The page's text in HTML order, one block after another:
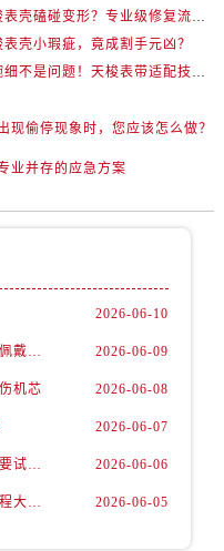
天梭表壳磕碰变形？专业级修复流程大公开
表壳小瑕疵，竟成割手元凶？
手腕细不是问题！天梭表带适配技巧一次讲透
现偷停现象时，您应该怎么做？
业并存的应急方案
2026-06-10
表带太紧不仅难受，还伤表！天梭佩戴优化技巧 2026-06-09
机芯 2026-06-08
2026-06-07
天梭表盘有划痕？这些方法你一定要试试！ 2026-06-06
天梭表壳磕碰变形？专业级修复流程大公开 2026-06-05